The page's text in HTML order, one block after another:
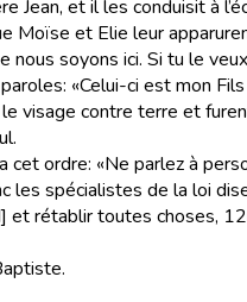
Jean, et il les conduisit à
Moïse et Elie leur
soyons ici. Si tu le
«Celui-ci est mon
visage contre terre et
ordre: «Ne parlez à
spécialistes de la loi
et rétablir toutes choses, 12